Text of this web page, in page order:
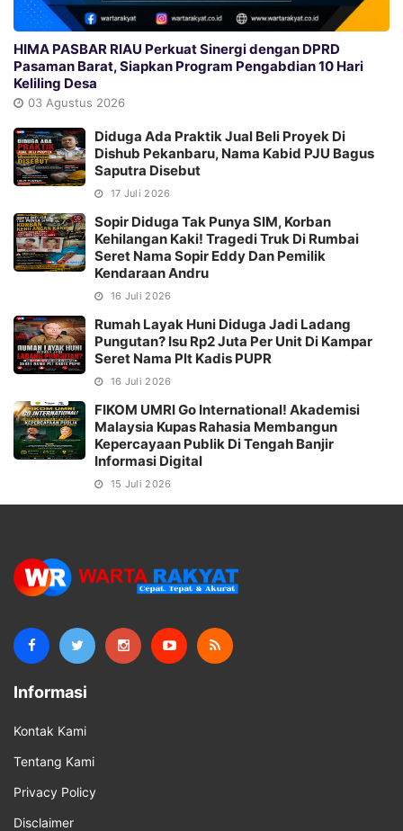
HIMA PASBAR RIAU Perkuat Sinergi dengan DPRD
Pasaman Barat, Siapkan Program Pengabdian 10 Hari
Keliling Desa
03 Agustus 2026
Diduga Ada Praktik Jual Beli Proyek Di
Dishub Pekanbaru, Nama Kabid PJU Bagus
Saputra Disebut
17 Juli 2026
Sopir Diduga Tak Punya SIM, Korban
Kehilangan Kaki! Tragedi Truk Di Rumbai
Seret Nama Sopir Eddy Dan Pemilik
Kendaraan Andru
16 Juli 2026
Rumah Layak Huni Diduga Jadi Ladang
Pungutan? Isu Rp2 Juta Per Unit Di Kampar
Seret Nama Plt Kadis PUPR
16 Juli 2026
FIKOM UMRI Go International! Akademisi
Malaysia Kupas Rahasia Membangun
Kepercayaan Publik Di Tengah Banjir
Informasi Digital
15 Juli 2026
Informasi
Kontak Kami
Tentang Kami
Privacy Policy
Disclaimer